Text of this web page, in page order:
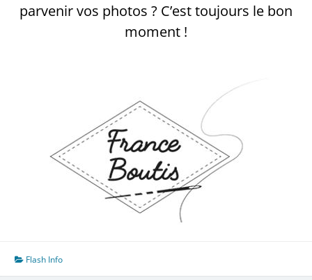
parvenir vos photos ? C’est toujours le bon
moment !
Flash Info